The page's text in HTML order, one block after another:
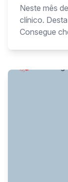
Neste mês
clínico.
Consegue